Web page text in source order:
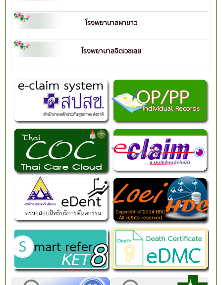
โรงพยาบาลผาขาว
โรงพยาบาลจิตเวชเลย